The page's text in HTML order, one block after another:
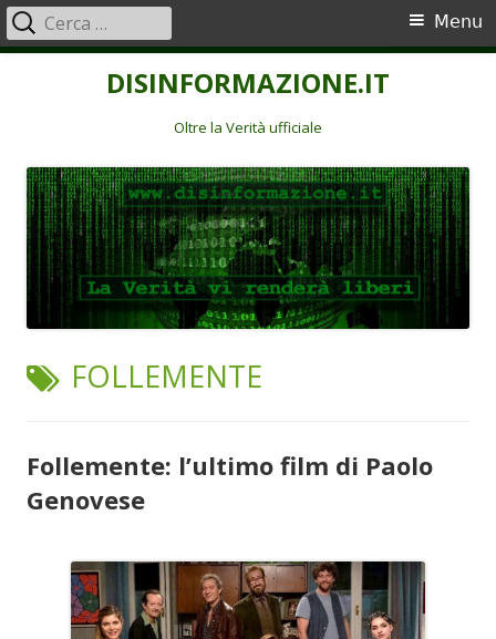
DISINFORMAZIONE.IT
Oltre la Verità ufficiale
Menu
principale
Menu
Ricerca
per:
TAG:
FOLLEMENTE
Follemente: l’ultimo film di Paolo
Genovese